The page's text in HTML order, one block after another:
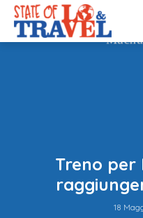
Treno per
18